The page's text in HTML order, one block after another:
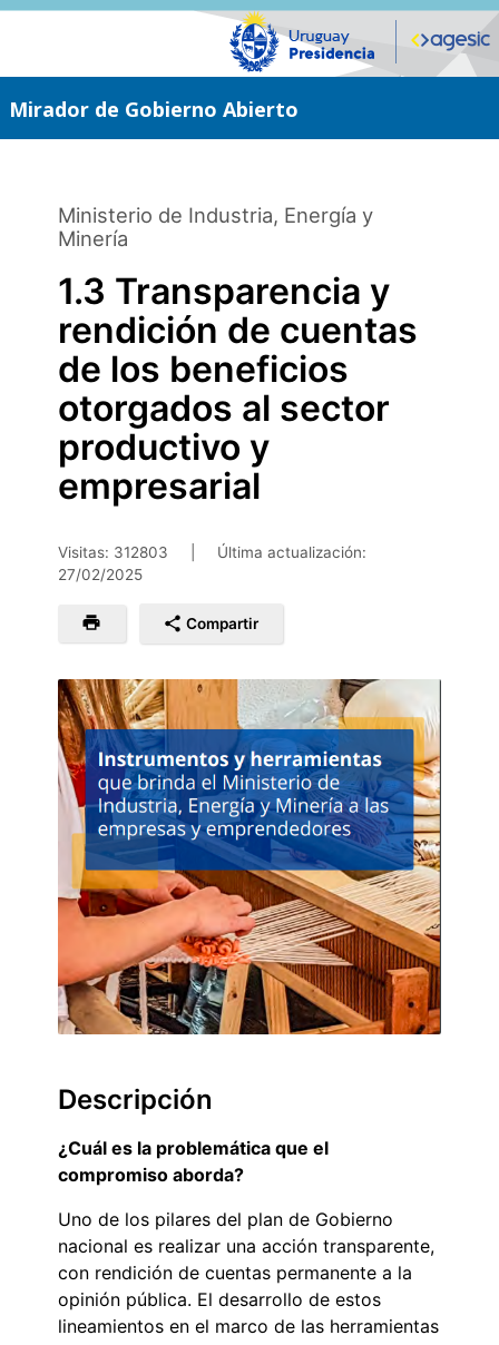
Saltar
Mirador de Gobierno Abierto
Ministerio de Industria, Energía y
Minería
1.3 Transparencia y
rendición de cuentas
de los beneficios
otorgados al sector
productivo y
empresarial
Visitas: 312803
Última actualización:
27/02/2025
Compartir
Descripción
¿Cuál es la problemática que el
compromiso aborda?
Uno de los pilares del plan de Gobierno
nacional es realizar una acción transparente,
con rendición de cuentas permanente a la
opinión pública. El desarrollo de estos
lineamientos en el marco de las herramientas